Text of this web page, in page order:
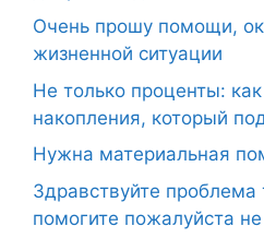
Очень прошу помощи,
жизненной ситуации
Не только проценты:
накопления, который
Нужна материальная
Здравствуйте проблема
помогите пожалуйста